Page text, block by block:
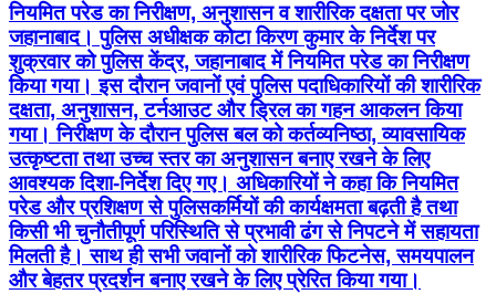
नियमित परेड का निरीक्षण, अनुशासन व शारीरिक दक्षता पर जोर
जहानाबाद। पुलिस अधीक्षक कोटा किरण कुमार के निर्देश पर
शुक्रवार को पुलिस केंद्र, जहानाबाद में नियमित परेड का निरीक्षण
किया गया। इस दौरान जवानों एवं पुलिस पदाधिकारियों की शारीरिक
दक्षता, अनुशासन, टर्नआउट और ड्रिल का गहन आकलन किया
गया। निरीक्षण के दौरान पुलिस बल को कर्तव्यनिष्ठा, व्यावसायिक
उत्कृष्टता तथा उच्च स्तर का अनुशासन बनाए रखने के लिए
आवश्यक दिशा-निर्देश दिए गए। अधिकारियों ने कहा कि नियमित
परेड और प्रशिक्षण से पुलिसकर्मियों की कार्यक्षमता बढ़ती है तथा
किसी भी चुनौतीपूर्ण परिस्थिति से प्रभावी ढंग से निपटने में सहायता
मिलती है। साथ ही सभी जवानों को शारीरिक फिटनेस, समयपालन
और बेहतर प्रदर्शन बनाए रखने के लिए प्रेरित किया गया।